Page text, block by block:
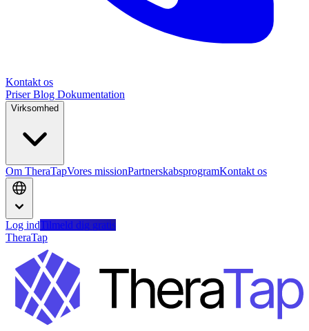
Kontakt os
PriserBlog Dokumentation
Virksomhed
Om TheraTapVores missionPartnerskabsprogramKontakt os
Log indTilmeld dig gratis
TheraTap